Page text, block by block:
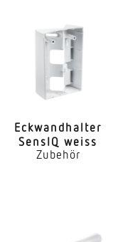
Eckwand­halter
SensIQ weiss
Zubehör